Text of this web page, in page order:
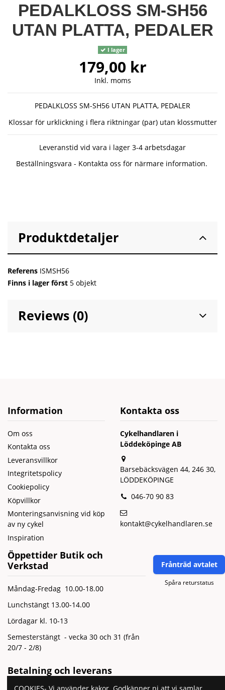
PEDALKLOSS SM-SH56
UTAN PLATTA, PEDALER
I lager
179,00 kr
Inkl. moms
PEDALKLOSS SM-SH56 UTAN PLATTA, PEDALER
Klossar för urklickning i flera riktningar (par) utan klossmutter
Leveranstid vid vara i lager 3-4 arbetsdagar
Beställningsvara - Kontakta oss för närmare information.
Produktdetaljer
Referens ISMSH56
Finns i lager först 5 objekt
Reviews (0)
Information
Om oss
Kontakta oss
Leveransvillkor
Integritetspolicy
Cookiepolicy
Köpvillkor
Monteringsanvisning vid köp
av ny cykel
Inspiration
Kontakta oss
Cykelhandlaren i
Löddeköpinge AB
Barsebäcksvägen 44, 246 30,
LÖDDEKÖPINGE
046-70 90 83
kontakt@cykelhandlaren.se
Öppettider Butik och
Verkstad
Måndag-Fredag 10.00-18.00
Lunchstängt 13.00-14.00
Lördagar kl. 10-13
Semesterstängt - vecka 30 och 31 (från
20/7 - 2/8)
Frånträd avtalet
Spåra returstatus
Betalning och leverans